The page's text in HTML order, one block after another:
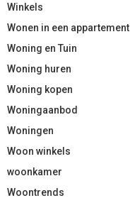
Winkels
Wonen in een appartement
Woning en Tuin
Woning huren
Woning kopen
Woningaanbod
Woningen
Woon winkels
woonkamer
Woontrends